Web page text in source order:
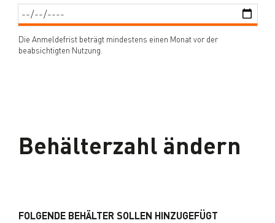
Die Anmeldefrist beträgt mindestens einen Monat vor der
beabsichtigten Nutzung.
Behälterzahl ändern
FOLGENDE BEHÄLTER SOLLEN HINZUGEFÜGT